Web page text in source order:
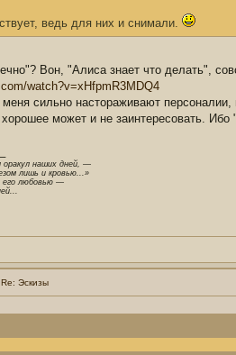
ведь для них и снимали.
Вон, "Алиса знает что делать",
watch?v=xHfpmR3MDQ4
сильно настораживают
может и не заинтересовать. Ибо
наших дней, —
лишь и кровью...»
его любовью —
Re: Эскизы